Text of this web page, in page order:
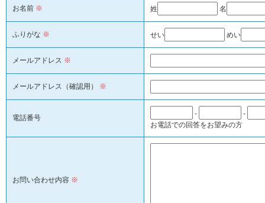
お名前 ※ 姓 名
ふりがな ※ せい めい
メールアドレス ※
メールアドレス（確認用） ※
電話番号
-
-
お電話での回答をお望みの方
お問い合わせ内容 ※